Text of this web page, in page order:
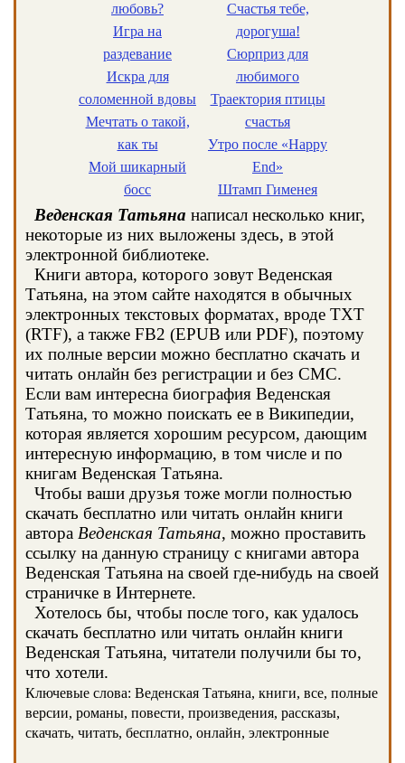
любовь?
Игра на
раздевание
Искра для
соломенной вдовы
Мечтать о такой,
как ты
Мой шикарный
босс
Счастья тебе,
дорогуша!
Сюрприз для
любимого
Траектория птицы
счастья
Утро после «Happy
End»
Штамп Гименея
Веденская Татьяна написал несколько книг,
некоторые из них выложены здесь, в этой
электронной библиотеке.
Книги автора, которого зовут Веденская
Татьяна, на этом сайте находятся в обычных
электронных текстовых форматах, вроде TXT
(RTF), а также FB2 (EPUB или PDF), поэтому
их полные версии можно бесплатно скачать и
читать онлайн без регистрации и без СМС.
Если вам интересна биография Веденская
Татьяна, то можно поискать ее в Википедии,
которая является хорошим ресурсом, дающим
интересную информацию, в том числе и по
книгам Веденская Татьяна.
Чтобы ваши друзья тоже могли полностью
скачать бесплатно или читать онлайн книги
автора Веденская Татьяна, можно проставить
ссылку на данную страницу с книгами автора
Веденская Татьяна на своей где-нибудь на своей
страничке в Интернете.
Хотелось бы, чтобы после того, как удалось
скачать бесплатно или читать онлайн книги
Веденская Татьяна, читатели получили бы то,
что хотели.
Ключевые слова: Веденская Татьяна, книги, все, полные
версии, романы, повести, произведения, рассказы,
скачать, читать, бесплатно, онлайн, электронные